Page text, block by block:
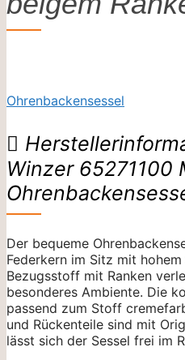
Ohrenbackensessel
Winzer 65271100
Der bequeme
Federkern im Sitz mit
Bezugsstoff mit Ranken
besonderes Ambiente. Die
passend zum Stoff
und Rückenteile sind mit
lässt sich der Sessel frei im